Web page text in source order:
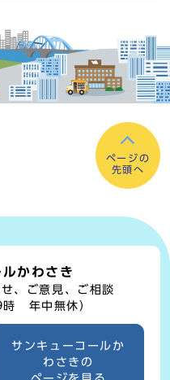
ページの
先頭へ
かわさき
、ご意見、ご相談
時 年中無休）
サンキューコールか
わさきの